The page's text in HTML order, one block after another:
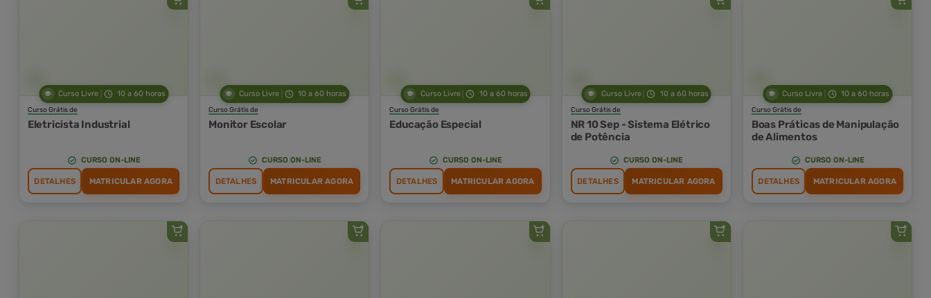
Curso Livre 10 a 60 horas
Curso Grátis de
Eletricista Industrial
CURSO ON-LINE
DETALHES MATRICULAR AGORA
Curso Livre 10 a 60 horas
Curso Grátis de
Monitor Escolar
CURSO ON-LINE
DETALHES MATRICULAR AGORA
Curso Livre 10 a 60 horas
Curso Grátis de
Educação Especial
CURSO ON-LINE
DETALHES MATRICULAR AGORA
Curso Livre 10 a 60 horas
Curso Grátis de
NR 10 Sep - Sistema Elétrico
de Potência
CURSO ON-LINE
DETALHES MATRICULAR AGORA
Curso Livre 10 a 60 horas
Curso Grátis de
Boas Práticas de Manipulação
de Alimentos
CURSO ON-LINE
DETALHES MATRICULAR AGORA